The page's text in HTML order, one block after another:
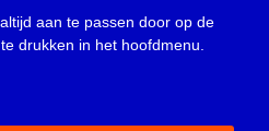
aan te passen door op de
te drukken in het hoofdmenu.